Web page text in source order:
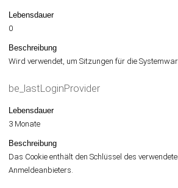
Lebensdauer
0
Beschreibung
Wird verwendet, um Sitzungen für die
be_lastLoginProvider
Lebensdauer
3 Monate
Beschreibung
Das Cookie enthält den Schlüssel des
Anmeldeanbieters.